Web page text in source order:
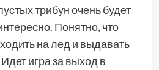
трибун очень будет
Понятно, что
на лед и выдавать
игра за выход в